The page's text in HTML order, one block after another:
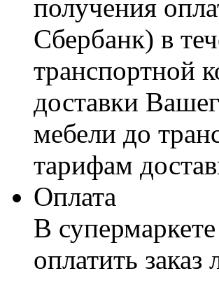
получения
Сбербанк) в
транспортной
доставки
мебели до
тарифам
Оплата
В
оплатить